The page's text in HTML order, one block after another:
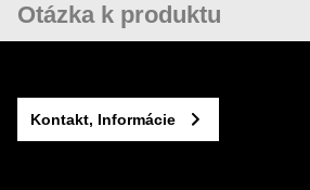
Zatiaľ nie sú žiadne komentáre! Buďte prvý!
Otázka k produktu
Kontakt, Informácie